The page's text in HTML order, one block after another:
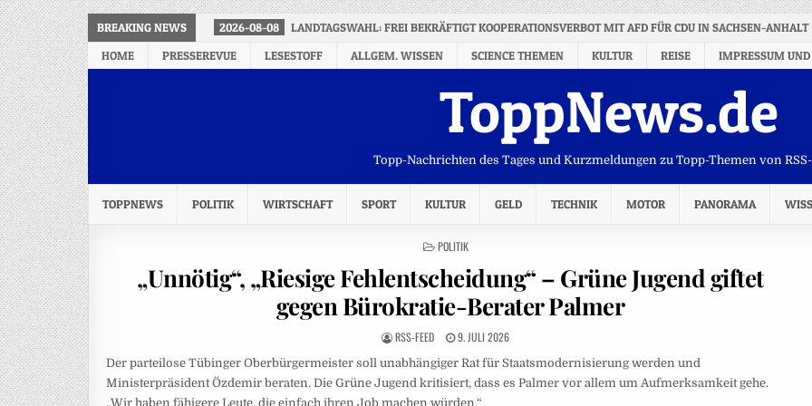
BREAKING NEWS 2026-08-08
LANDTAGSWAHL: FREI BEKRÄFTIGT KOOPERATIONSVERBOT MIT AFD FÜR CDU IN SACHSEN-ANHALT
HOME
PRESSEREVUE LESESTOFF ALLGEM. WISSEN SCIENCE THEMEN KULTUR REISE IMPRESSUM UND
ToppNews.de
Topp-Nachrichten des Tages und Kurzmeldungen zu Topp-Themen von
TOPPNEWS POLITIK WIRTSCHAFT SPORT KULTUR GELD TECHNIK MOTOR PANORAMA
POSTED
POLITIK
„Unnötig“, „Riesige Fehlentscheidung“ – Grüne Jugend giftet
gegen Bürokratie-Berater Palmer
RSS-FEED 9. JULI 2026
Der parteilose Tübinger Oberbürgermeister soll unabhängiger Rat für Staatsmodernisierung werden und
Ministerpräsident Özdemir beraten. Die Grüne Jugend kritisiert, dass es Palmer vor allem um Aufmerksamkeit gehe.
„Wir haben fähigere Leute, die einfach ihren Job machen würden.“